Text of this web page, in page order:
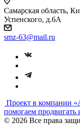
Самарская область,
Успенского, д.6А
smz-63@mail.ru
Проект в компании
помогаем продвигать
© 2026 Все права